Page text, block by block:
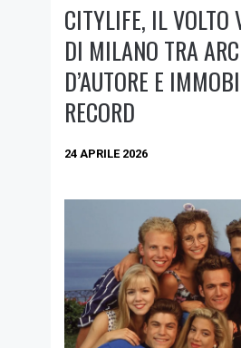
CITYLIFE, IL VOLTO
DI MILANO TRA
D’AUTORE E
RECORD
24 APRILE 2026